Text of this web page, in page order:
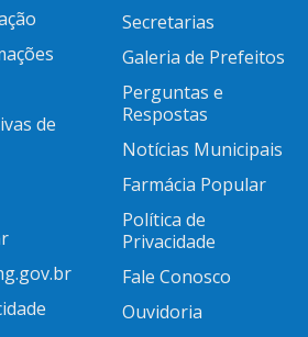
de
Secretarias
Galeria de Prefeitos
Perguntas e
Respostas
Notícias Municipais
Farmácia Popular
Política de
Privacidade
Fale Conosco
Ouvidoria